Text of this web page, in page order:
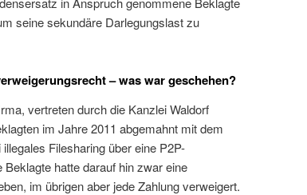
seine sekundäre Darlegungslast zu
– was war geschehen?
vertreten durch die Kanzlei Waldorf
im Jahre 2011 abgemahnt mit dem
Filesharing über eine P2P-
hatte darauf hin zwar eine
im übrigen aber jede Zahlung verweigert.